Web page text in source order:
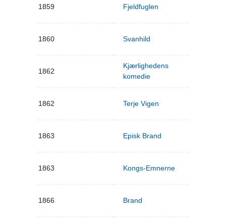
1859 Fjeldfuglen
1860 Svanhild
1862
Kjærlighedens
komedie
1862 Terje Vigen
1863 Episk Brand
1863 Kongs-Emnerne
1866 Brand